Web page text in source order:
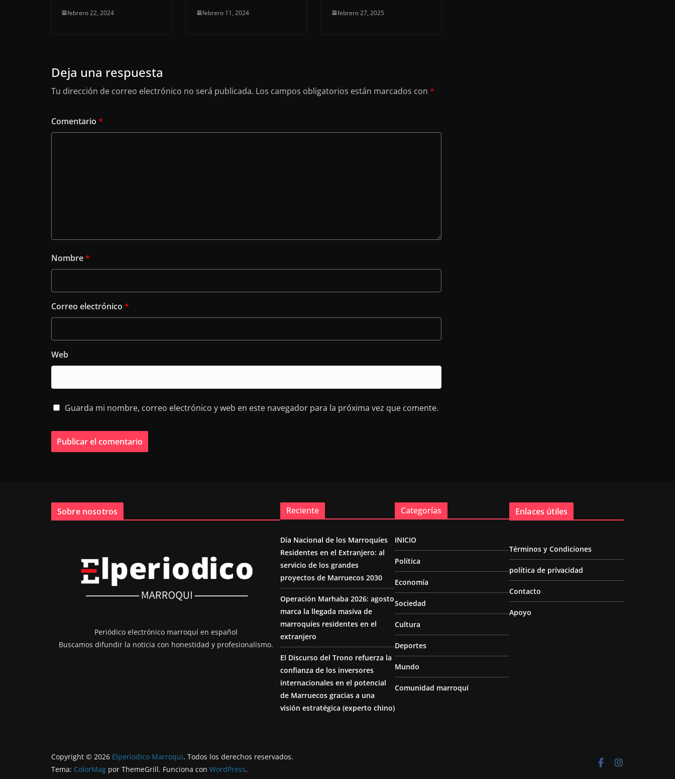
febrero 22, 2024 febrero 11, 2024 febrero 27, 2025
Deja una respuesta
Tu dirección de correo electrónico no será publicada. Los campos obligatorios están marcados con *
Comentario *
Nombre*
Correo electrónico *
Web
Guarda mi nombre, correo electrónico y web en este navegador para la próxima vez que comente.
Sobre nosotros
Periódico electrónico marroquí en español
Buscamos difundir la noticia con honestidad y profesionalismo.
Reciente
Día Nacional de los Marroquíes
Residentes en el Extranjero: al
servicio de los grandes
proyectos de Marruecos 2030
Operación Marhaba 2026: agosto
marca la llegada masiva de
marroquíes residentes en el
extranjero
El Discurso del Trono refuerza la
confianza de los inversores
internacionales en el potencial
de Marruecos gracias a una
visión estratégica (experto chino)
Categorías
INICIO
Política
Economía
Sociedad
Cultura
Deportes
Mundo
Comunidad marroquí
Enlaces útiles
Términos y Condiciones
política de privacidad
Contacto
Apoyo
Copyright © 2026 Elperiodico Marroqui. Todos los derechos reservados.
Tema: ColorMag por ThemeGrill. Funciona con WordPress.